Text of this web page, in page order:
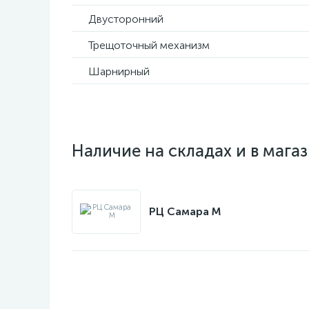
Двусторонний
Трещоточный механизм
Шарнирный
Наличие на складах и в
РЦ Самара M